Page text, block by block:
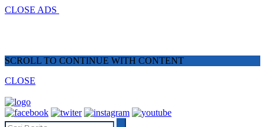
CLOSE ADS
SCROLL TO CONTINUE WITH CONTENT
CLOSE